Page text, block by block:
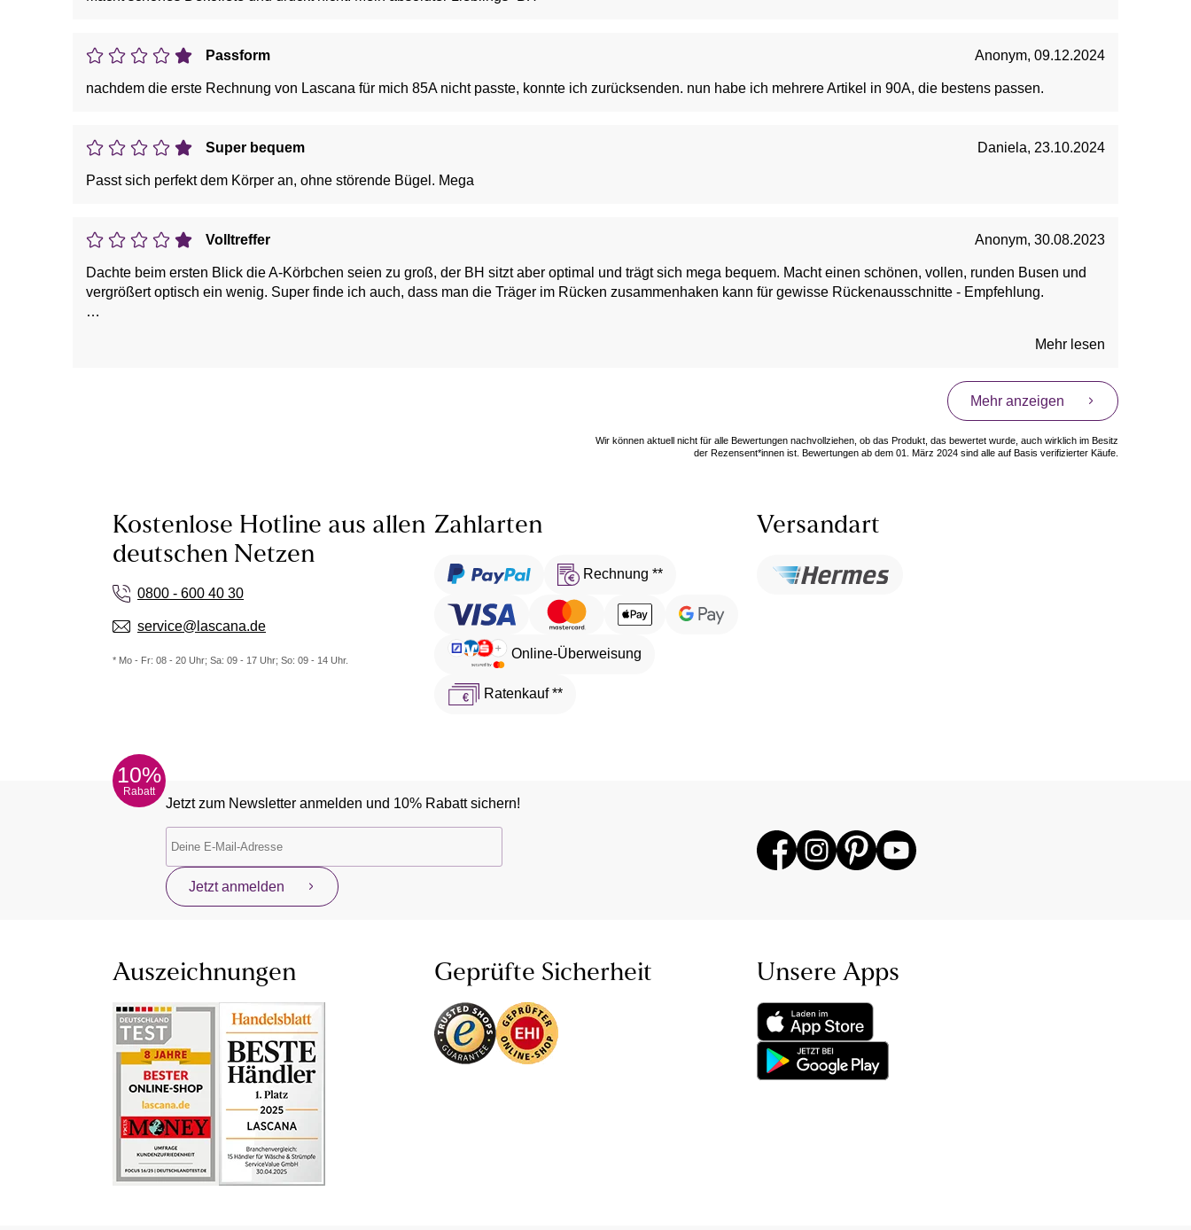
Passform Anonym, 09.12.2024
nachdem die erste Rechnung von Lascana für mich 85A nicht passte, konnte ich zurücksenden. nun habe ich mehrere Artikel in 90A, die bestens passen.
Super bequem Daniela, 23.10.2024
Passt sich perfekt dem Körper an, ohne störende Bügel. Mega
Volltreffer Anonym, 30.08.2023
Dachte beim ersten Blick die A-Körbchen seien zu groß, der BH sitzt aber optimal und trägt sich mega bequem. Macht einen schönen, vollen, runden Busen und
vergrößert optisch ein wenig. Super finde ich auch, dass man die Träger im Rücken zusammenhaken kann für gewisse Rückenausschnitte - Empfehlung.
Mehr lesen
Mehr anzeigen
Wir können aktuell nicht für alle Bewertungen nachvollziehen, ob das Produkt, das bewertet wurde, auch wirklich im Besitz
der Rezensent*innen ist. Bewertungen ab dem 01. März 2024 sind alle auf Basis verifizierter Käufe.
Kostenlose Hotline aus allen
deutschen Netzen
0800 - 600 40 30
service@lascana.de
* Mo - Fr: 08 - 20 Uhr; Sa: 09 - 17 Uhr; So: 09 - 14 Uhr.
Zahlarten
Rechnung **
Online-Überweisung
Ratenkauf **
Versandart
10%
Rabatt
Jetzt zum Newsletter anmelden und 10% Rabatt sichern!
Jetzt anmelden
Auszeichnungen Geprüfte Sicherheit Unsere Apps